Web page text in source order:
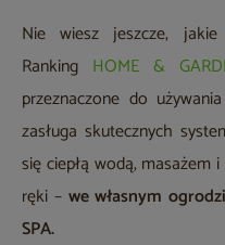
Nie wiesz jeszcze, jakie
Ranking HOME &
przeznaczone do
zasługa skutecznych
się ciepłą wodą, masażem
ręki – we własnym
SPA.